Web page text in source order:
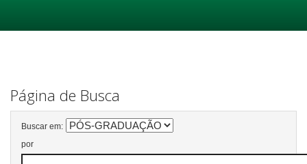
Página de Busca
Buscar em:
por